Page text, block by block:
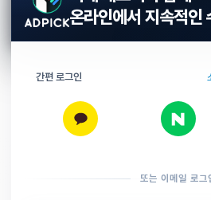
온라인에서 지속적인
간편 로그인
또는 이메일 로그